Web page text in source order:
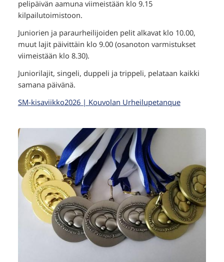
pelipäivän aamuna viimeistään klo 9.15
kilpailutoimistoon.
Juniorien ja paraurheilijoiden pelit alkavat klo 10.00,
muut lajit päivittäin klo 9.00 (osanoton varmistukset
viimeistään klo 8.30).
Juniorilajit, singeli, duppeli ja trippeli, pelataan kaikki
samana päivänä.
SM-kisaviikko2026 | Kouvolan Urheilupetanque